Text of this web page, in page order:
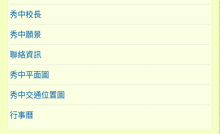
秀中校長
秀中願景
聯絡資訊
秀中平面圖
秀中交通位置圖
行事曆